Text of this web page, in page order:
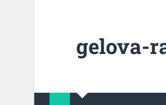
gelova-